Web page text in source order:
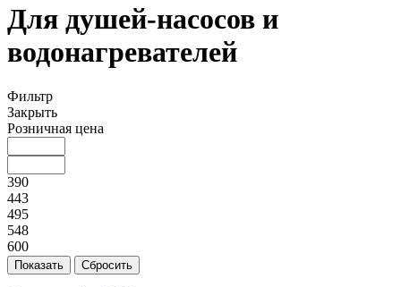
Для душей-насосов и
водонагревателей
Фильтр
Закрыть
Розничная цена
390
443
495
548
600